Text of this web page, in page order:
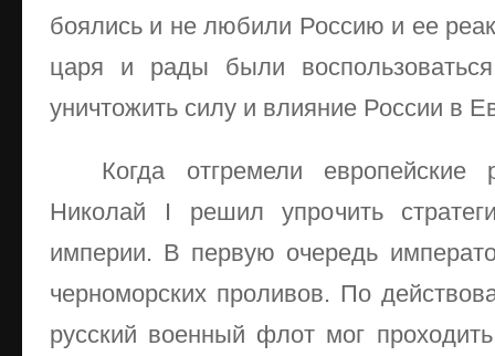
боялись и не любили Россию и ее
царя и рады были
уничтожить силу и влияние России в
Когда отгремели европейские
Николай I решил упрочить
империи. В первую очередь
черноморских проливов. По
русский военный флот мог